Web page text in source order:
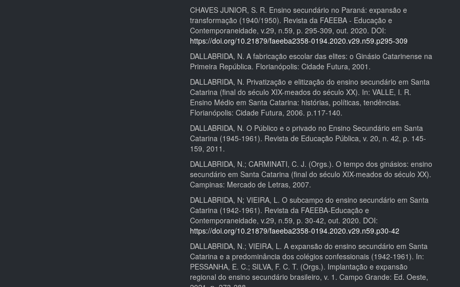
CHAVES JUNIOR, S. R. Ensino secundário no Paraná: expansão e
transformação (1940/1950). Revista da FAEEBA - Educação e
Contemporaneidade, v.29, n.59, p. 295-309, out. 2020. DOI:
https://doi.org/10.21879/faeeba2358-0194.2020.v29.n59.p295-309
DALLABRIDA, N. A fabricação escolar das elites: o Ginásio Catarinense na
Primeira República. Florianópolis: Cidade Futura, 2001.
DALLABRIDA, N. Privatização e elitização do ensino secundário em Santa
Catarina (final do século XIX-meados do século XX). In: VALLE, I. R.
Ensino Médio em Santa Catarina: histórias, políticas, tendências.
Florianópolis: Cidade Futura, 2006. p.117-140.
DALLABRIDA, N. O Público e o privado no Ensino Secundário em Santa
Catarina (1945-1961). Revista de Educação Pública, v. 20, n. 42, p. 145-
159, 2011.
DALLABRIDA, N.; CARMINATI, C. J. (Orgs.). O tempo dos ginásios: ensino
secundário em Santa Catarina (final do século XIX-meados do século XX).
Campinas: Mercado de Letras, 2007.
DALLABRIDA, N; VIEIRA, L. O subcampo do ensino secundário em Santa
Catarina (1942-1961). Revista da FAEEBA-Educação e
Contemporaneidade, v.29, n.59, p. 30-42, out. 2020. DOI:
https://doi.org/10.21879/faeeba2358-0194.2020.v29.n59.p30-42
DALLABRIDA, N.; VIEIRA, L. A expansão do ensino secundário em Santa
Catarina e a predominância dos colégios confessionais (1942-1961). In:
PESSANHA, E. C.; SILVA, F. C. T. (Orgs.). Implantação e expansão
regional do ensino secundário brasileiro, v. 1. Campo Grande: Ed. Oeste,